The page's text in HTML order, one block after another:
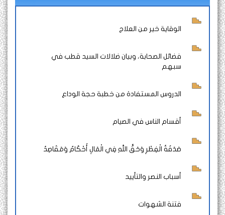
الوقاية خير من العلاج
فضائل الصحابة، وبيان ضلالات السيد قطب في
سبهم
الدروس المستفادة من خطبة حجة الوداع
أقسام الناس في الصيام
صَدَقَةُ الْفِطْرِ وَحَقُّ اللهِ فِي الْمَالِ أَحْكَامٌ وَمَقَاصِدُ
أسباب النصر والتأييد
فتنة الشهوات